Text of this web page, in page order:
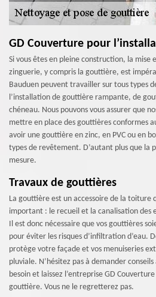
GD Couverture pour
Si vous êtes en pleine construction, la mise
zinguerie, y compris la gouttière, est
Bauduen peuvent travailler sur tous types
l’installation de gouttière rampante, de
chéneau. Nous pouvons vous assurer que
mettre en place des gouttières conformes
avoir une gouttière en zinc, en PVC ou en
types de revêtement. D’autant plus que la
mesure.
Travaux de gouttières
La gouttière est un accessoire de la toiture
important : le recueil et la canalisation des
Il est donc nécessaire que vos gouttières
pour éviter les risques d’infiltration d’eau.
protège votre façade et vos menuiseries
pluviale. N’hésitez pas à demander
besoin et laissez l’entreprise GD
gouttière. Vous ne le regretterez pas.